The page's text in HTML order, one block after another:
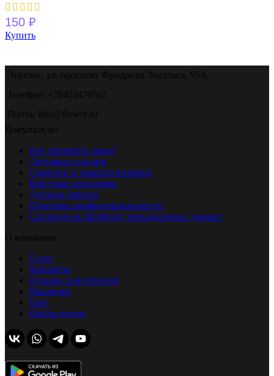
150 ₽
Купить
Энгельс, ул. проспект Фридриха Энгельса, 95А
Телефон: +78452476567
Почта: info@flowry.ru
Покупателю
Как оформить заказ?
Доставка и оплата
Гарантии и правила возврата
Бонусная программа
Договор оферты
Политика конфиденциальности
Согласие на обработку персональных данных
О компании
О нас
Контакты
Отзывы покупателей
Вакансии
Блог
Цветы оптом